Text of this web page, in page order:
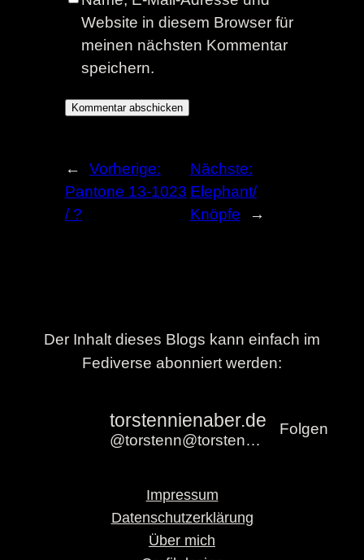
Website in diesem Browser für
meinen nächsten Kommentar
speichern.
←
Vorherige:
Pantone 13-1023
/ ?
Nächste:
Elephant/
Knöpfe
→
Der Inhalt dieses Blogs kann einfach im
Fediverse abonniert werden:
torstennienaber.de
@torstenn@torstennienaber.de
Folgen
Impressum
Datenschutzerklärung
Über mich